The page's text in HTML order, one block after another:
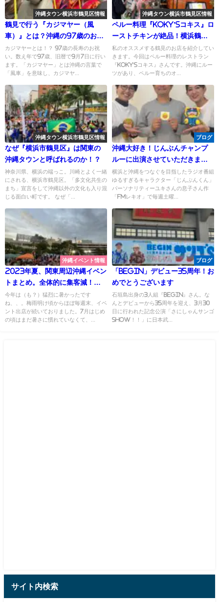
沖縄タウン横浜市鶴見区情報
鶴見で行う『カジマヤー（風
車）』とは？沖縄の97歳のお祝
いとパレード
カジマヤーとは！？ 97歳の長寿のお祝
い。数え年で97歳、旧暦で9月7日に行い
ます。「カジマヤー」とは沖縄の言葉で
「風車」を意味し、カジマヤ...
沖縄タウン横浜市鶴見区情報
ペルー料理『KOKY’Sコキス』ロ
ーストチキンが絶品！横浜鶴見
までぜひ！
私のオススメする鶴見のお店を紹介してい
きます。今回はペルー料理のレストラン
『KOKY’Sコキス』さんです。沖縄にルー
ツがあり、ペルー育ちのオ...
沖縄タウン横浜市鶴見区情報
なぜ『横浜市鶴見区』は関東の
沖縄タウンと呼ばれるのか！？
神奈川県、横浜の端っこ。川崎とよく一緒
にされる、横浜市鶴見区。「多文化共生の
まち」宣言をして沖縄以外の文化も入り混
じる面白い町です。 なぜ「...
ブログ
沖縄大好き！じんぶんチャンプ
ルーに出演させていただきまし
た！ （那覇市FMレキオ）
横浜と沖縄をつなぐを目指したラジオ番組
ゆるすぎるキャラクター「じんぶんくん」
パーソナリティーユキさんの息子さん作
「FMレキオ」で毎週土曜...
沖縄イベント情報
2023年夏、関東周辺沖縄イベン
トまとめ。全体的に集客減！？
は 3つの要因か？
今年は（も？）猛烈に暑かったです
ね、、。梅雨明け頃からほぼ毎週末、イベ
ント出店が続いておりました。7月はじめ
の頃はまだ暑さに慣れていなくて、...
ブログ
「BEGIN」デビュー35周年！お
めでとうございます
石垣島出身の3人組『BEGIN』さん。な
んとデビューから35周年を迎え、3月30
日に行われた記念公演「さにしゃんサンゴ
SHOW！！」に日本武...
サイト内検索